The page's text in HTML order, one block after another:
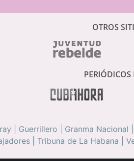
OTROS
Guerrillero Granma Nacional
| Tribuna de La Habana